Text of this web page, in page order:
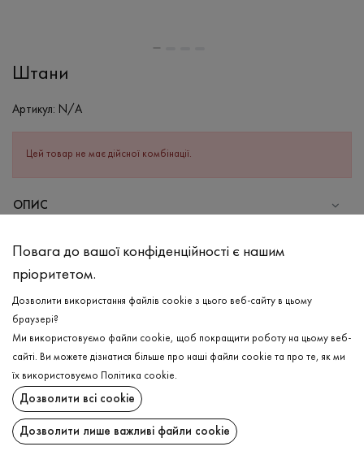
Штани
Артикул: N/A
Цей товар не має дійсної комбінації.
ОПИС
Бавовна - 95%, Еластан - 5%
Прання в холодній воді (до 30 ° C)
Відбілювання заборонено
Прасувати при середній температурі
Щадний віджим і сушка
Щадна хімчистка
ДОСТАВКА
ПОВЕРНЕННЯ
Повага до вашої конфіденційності є нашим
пріоритетом.
Дозволити використання файлів cookie з цього веб-сайту в цьому
браузері?
Ми використовуємо файли cookie, щоб покращити роботу на цьому веб-
сайті. Ви можете дізнатися більше про наші файли cookie та про те, як ми
їх використовуємо
Політика cookie.
Дозволити всі cookie
Дозволити лише важливі файли cookie